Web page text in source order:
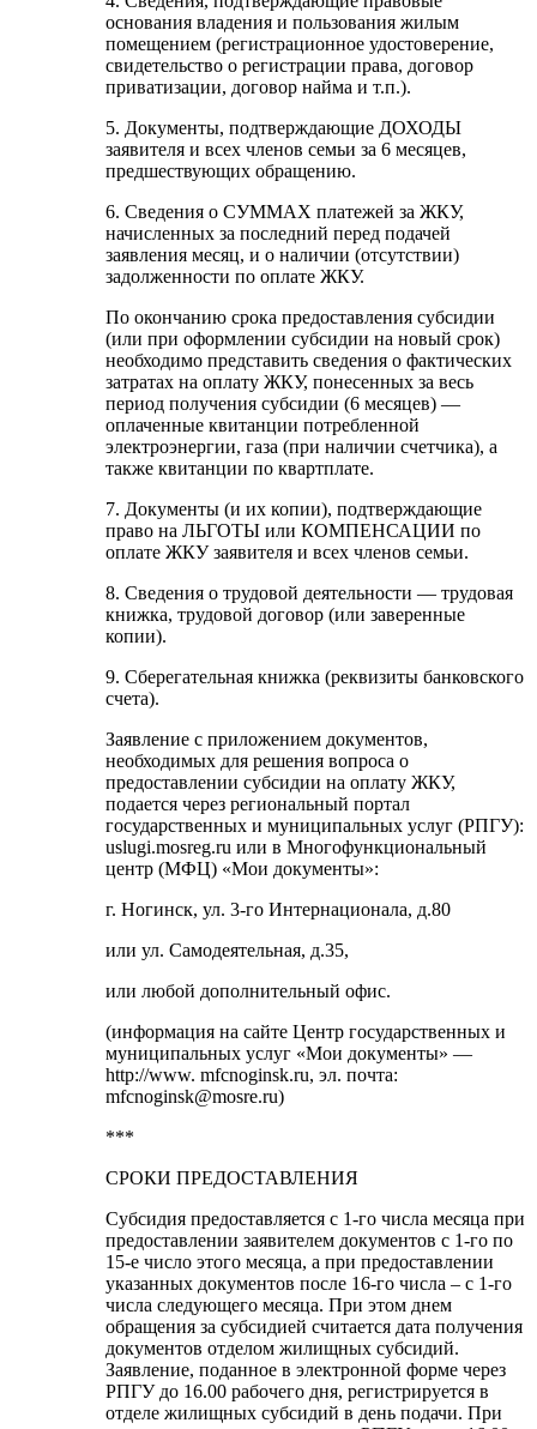
основания владения и пользования жилым
помещением (регистрационное удостоверение,
свидетельство о регистрации права, договор
приватизации, договор найма и т.п.).
5. Документы, подтверждающие ДОХОДЫ
заявителя и всех членов семьи за 6 месяцев,
предшествующих обращению.
6. Сведения о СУММАХ платежей за ЖКУ,
начисленных за последний перед подачей
заявления месяц, и о наличии (отсутствии)
задолженности по оплате ЖКУ.
По окончанию срока предоставления субсидии
(или при оформлении субсидии на новый срок)
необходимо представить сведения о фактических
затратах на оплату ЖКУ, понесенных за весь
период получения субсидии (6 месяцев) —
оплаченные квитанции потребленной
электроэнергии, газа (при наличии счетчика), а
также квитанции по квартплате.
7. Документы (и их копии), подтверждающие
право на ЛЬГОТЫ или КОМПЕНСАЦИИ по
оплате ЖКУ заявителя и всех членов семьи.
8. Сведения о трудовой деятельности — трудовая
книжка, трудовой договор (или заверенные
копии).
9. Сберегательная книжка (реквизиты банковского
счета).
Заявление с приложением документов,
необходимых для решения вопроса о
предоставлении субсидии на оплату ЖКУ,
подается через региональный портал
государственных и муниципальных услуг (РПГУ):
uslugi.mosreg.ru или в Многофункциональный
центр (МФЦ) «Мои документы»:
г. Ногинск, ул. 3-го Интернационала, д.80
или ул. Самодеятельная, д.35,
или любой дополнительный офис.
(информация на сайте Центр государственных и
муниципальных услуг «Мои документы» —
http://www. mfcnoginsk.ru, эл. почта:
mfcnoginsk@mosre.ru)
***
СРОКИ ПРЕДОСТАВЛЕНИЯ
Субсидия предоставляется с 1-го числа месяца при
предоставлении заявителем документов с 1-го по
15-е число этого месяца, а при предоставлении
указанных документов после 16-го числа – с 1-го
числа следующего месяца. При этом днем
обращения за субсидией считается дата получения
документов отделом жилищных субсидий.
Заявление, поданное в электронной форме через
РПГУ до 16.00 рабочего дня, регистрируется в
отделе жилищных субсидий в день подачи. При